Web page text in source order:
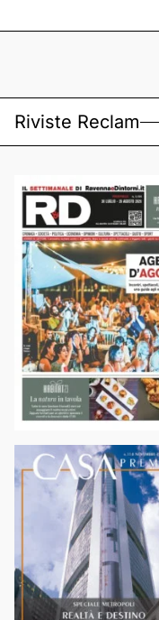
Riviste Reclam